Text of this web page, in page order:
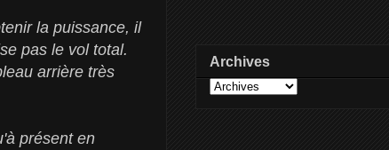
la puissance, il
pas le vol total.
arrière très
présent en
Archives